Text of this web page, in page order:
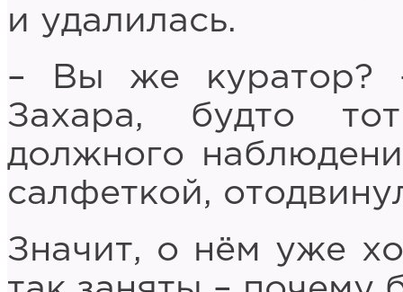
и удалилась.
– Вы же куратор?
Захара, будто
должного
салфеткой,
Значит, о нём уже